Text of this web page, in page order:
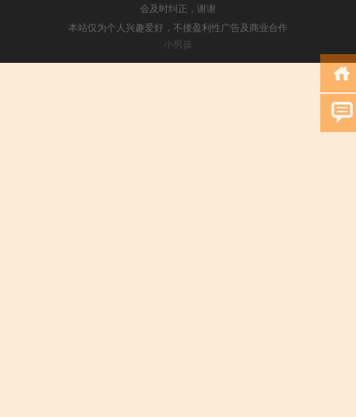
会及时纠正，谢谢
本站仅为个人兴趣爱好，不接盈利性广告及商业合作
小男孩